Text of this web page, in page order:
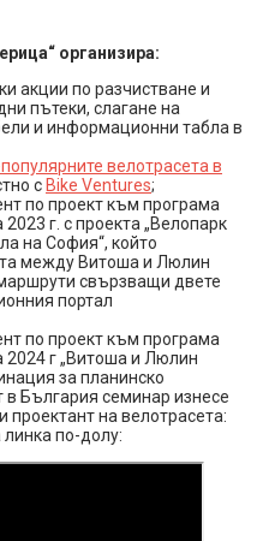
организира:
акции по разчистване и
пътеки, слагане на
и информационни табла в
велотрасета в
с Bike Ventures;
по проект към програма
г. с проекта „Велопарк
на София“, който
между Витоша и Люлин
свързващи двете
портал
по проект към програма
г „Витоша и Люлин
за планинско
в България семинар изнесе
проектант на велотрасета:
по-долу: